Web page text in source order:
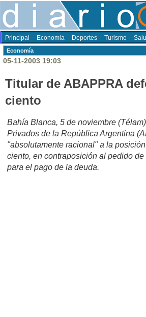
Principal Economia Deportes Turismo
Economí­a
05-11-2003 19:03
Titular de ABAPPRA
ciento
Bahía Blanca, 5 de noviembre
Privados de la República Argentina
"absolutamente racional" a la
ciento, en contraposición al pedido
para el pago de la deuda.